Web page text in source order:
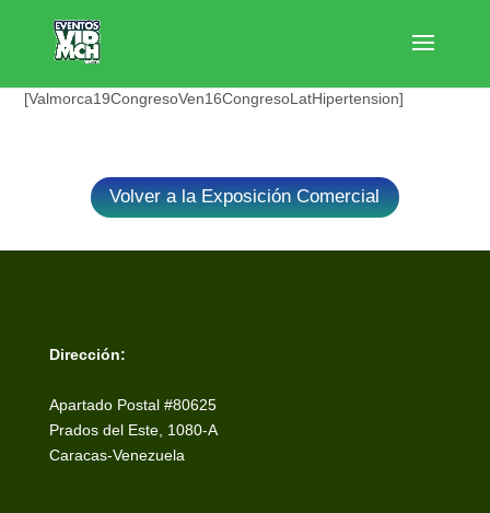
[Valmorca19CongresoVen16CongresoLatHipertension]
Volver a la Exposición Comercial
Dirección:
Apartado Postal #80625
Prados del Este, 1080-A
Caracas-Venezuela